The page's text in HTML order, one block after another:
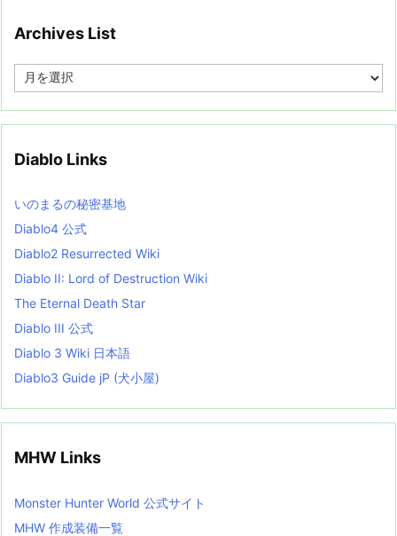
Archives List
e
i
s
t
Diablo Links
いのまるの秘密基地
Diablo4 公式
Diablo2 Resurrected Wiki
Diablo II: Lord of Destruction Wiki
The Eternal Death Star
Diablo III 公式
Diablo 3 Wiki 日本語
Diablo3 Guide jP (犬小屋)
MHW Links
Monster Hunter World 公式サイト
MHW 作成装備一覧